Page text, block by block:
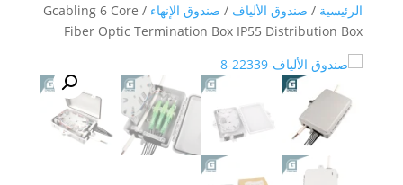
الرئيسية / صندوق الألياف / صندوق الإنهاء
/ Gcabling 6 Core
Fiber Optic Termination Box IP55 Distribution Box